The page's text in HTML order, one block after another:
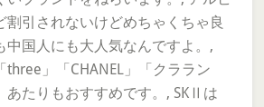
割引されないけどめちゃくちゃ良
中国人にも大人気なんですよ。,
three」「CHANEL」「クララン
あたりもおすすめです。, SKⅡは